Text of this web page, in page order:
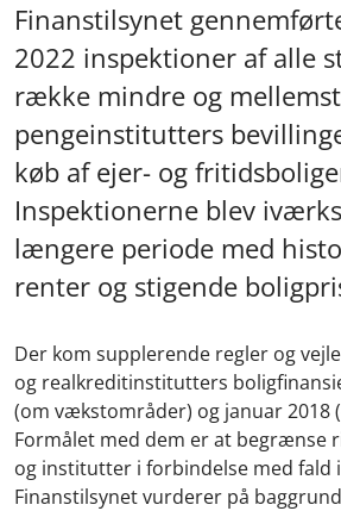
Finanstilsynet
2022 inspektioner af alle
række mindre og
pengeinstitutters
køb af ejer- og
Inspektionerne blev
længere periode med
renter og stigende
Der kom supplerende regler og
og realkreditinstitutters
(om vækstområder) og januar 2018
Formålet med dem er at begrænse
og institutter i forbindelse med fald
Finanstilsynet vurderer på